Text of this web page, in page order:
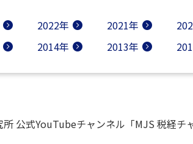
2022年 2021年
2014年 2013年
公式YouTubeチャンネル「MJS 税経チ